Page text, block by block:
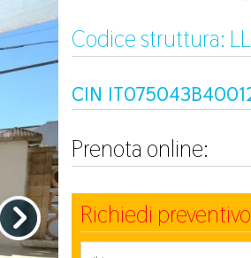
Codice struttura:
CIN
Prenota online:
Richiedi preventivo